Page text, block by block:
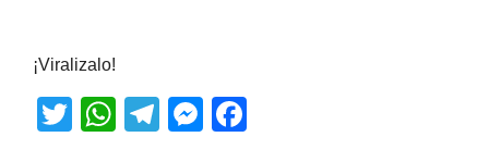
¡Viralizalo!
T
W
T
M